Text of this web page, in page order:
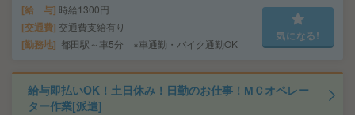
給 与 時給1300円
交通費 交通費支給有り
勤務地 都田駅～車5分 ※車通勤・バイク通勤OK
気になる!
給与即払いOK！土日休み！日勤のお仕事！МＣオペレー
ター作業[派遣]